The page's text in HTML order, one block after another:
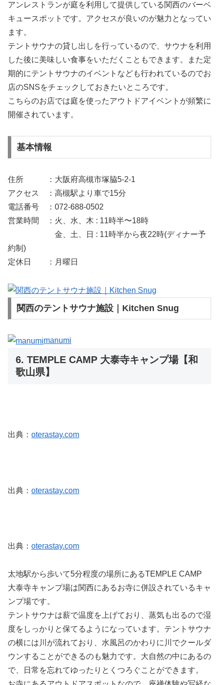
アンレストランが庭を利用して提供している関西のバーベ
キュースポットです。アクセスが良いのが魅力となってい
ます。
テントサウナの貸し出しを行っているので、サウナを利用
した後に美味しい食事をいただくこともできます。また定
期的にテントサウナのイベントなども行われているのでお
店のSNSをチェックしておきたいところです。
こちらのお店では庭を使ったアウトドアイベントが頻繁に
開催されています。
基本情報
住所 ：大阪府高槻市塚脇5-2-1
アクセス ：高槻駅より車で15分
電話番号 ：072-688-0502
営業時間 ：火、水、木 : 11時半〜18時
金、土、日 : 11時半から夜22時(ディナー予
約制)
定休日 ：月曜日
関西のテントサウナ施設｜Kitchen Snug
manumi
6. TEMPLE CAMP 大泰寺キャンプ場【和
歌山県】
出典： oterastay.com
出典： oterastay.com
出典： oterastay.com
太地駅から歩いて5分程度の場所にあるTEMPLE CAMP
大泰寺キャンプ場は関西にあるお寺に併設されているキャ
ンプ場です。
テントサウナは薪で温度を上げており、蒸気も出るので湿
度をしっかりと保てるようになっています。テントサウナ
の横には川が流れており、水風呂のかわりに川でクールダ
ウンすることができるのも魅力です。大自然の中にあるの
で、日常を忘れてゆったりとくつろぐことができます。